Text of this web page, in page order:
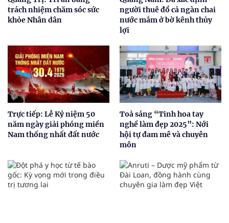
trách nhiệm chăm sóc sức
khỏe Nhân dân
người thuê đổ cả ngàn chai
nước mắm ở bờ kênh thủy
lợi
Trực tiếp: Lễ Kỷ niệm 50
năm ngày giải phóng miền
Nam thống nhất đất nước
Toả sáng “Tinh hoa tay
nghề làm đẹp 2025”: Nới
hội tự đam mê và chuyên
môn